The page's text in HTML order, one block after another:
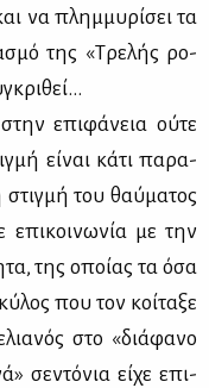
να πλημ­μυ­ρί­σει τα
της «Τρε­λής ρο­
επι­φά­νεια ού­τε
εί­ναι κά­τι πα­ρα­
του θαύ­μα­τος
επι­κοι­νω­νία με την
της οποί­ας τα όσα
που τον κοί­τα­ξε
στο «διά­φα­νο
σε­ντό­νια εί­χε επι­